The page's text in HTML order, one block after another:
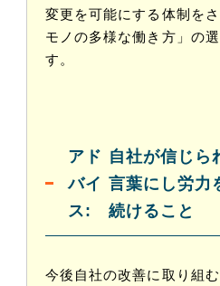
変更を可能にする体制を
モノの多様な働き方」の
す。
アド
バイ
ス:
自社が信じら
言葉にし労力
続けること
今後自社の改善に取り組